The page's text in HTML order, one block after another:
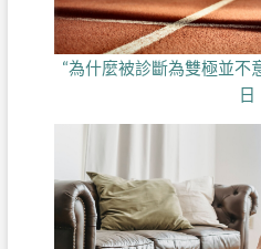
“為什麼被診斷為雙極並不
日